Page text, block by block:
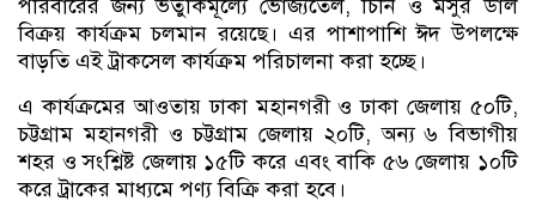
পরিবারের জন্য ভর্তুকিমূল্যে ভোজ্যতেল, চিনি ও মসুর ডাল
বিক্রয় কার্যক্রম চলমান রয়েছে। এর পাশাপাশি ঈদ উপলক্ষে
বাড়তি এই ট্রাকসেল কার্যক্রম পরিচালনা করা হচ্ছে।
এ কার্যক্রমের আওতায় ঢাকা মহানগরী ও ঢাকা জেলায় ৫০টি,
চট্টগ্রাম মহানগরী ও চট্টগ্রাম জেলায় ২০টি, অন্য ৬ বিভাগীয়
শহর ও সংশ্লিষ্ট জেলায় ১৫টি করে এবং বাকি ৫৬ জেলায় ১০টি
করে ট্রাকের মাধ্যমে পণ্য বিক্রি করা হবে।